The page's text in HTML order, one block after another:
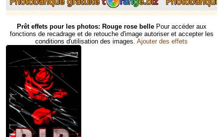
Prêt effets pour les photos: Rouge rose belle Pour accéder aux
fonctions de recadrage et de retouche d'image autoriser et accepter les
conditions d'utilisation des images. Ajouter des effets